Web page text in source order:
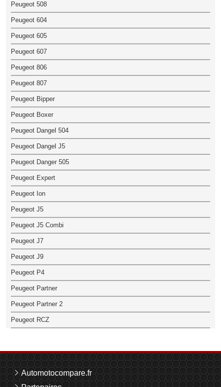
Peugeot 508
Peugeot 604
Peugeot 605
Peugeot 607
Peugeot 806
Peugeot 807
Peugeot Bipper
Peugeot Boxer
Peugeot Dangel 504
Peugeot Dangel J5
Peugeot Danger 505
Peugeot Expert
Peugeot Ion
Peugeot J5
Peugeot J5 Combi
Peugeot J7
Peugeot J9
Peugeot P4
Peugeot Partner
Peugeot Partner 2
Peugeot RCZ
Automotocompare.fr